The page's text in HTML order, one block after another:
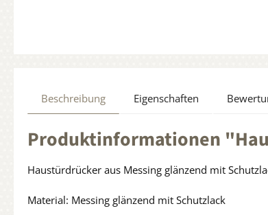
Beschreibung Eigenschaften
Produktinformationen
Haustürdrücker aus Messing glänzend mit
Material: Messing glänzend mit Schutzlack